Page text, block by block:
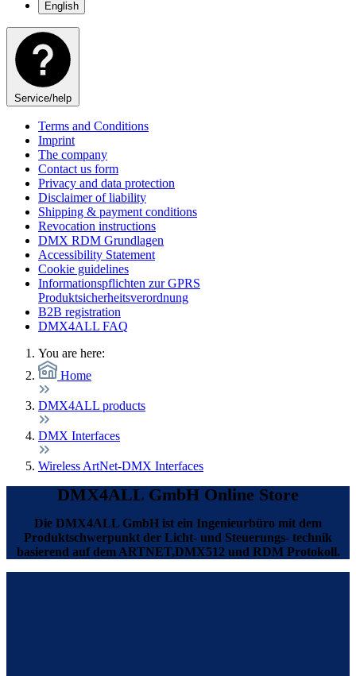
English
Service/help
Terms and Conditions
Imprint
The company
Contact us form
Privacy and data protection
Disclaimer of liability
Shipping & payment conditions
Revocation instructions
DMX RDM Grundlagen
Accessibility Statement
Cookie guidelines
Informationspflichten zur GPRS
Produktsicherheitsverordnung
B2B registration
DMX4ALL FAQ
You are here:
Home
DMX4ALL products
DMX Interfaces
Wireless ArtNet-DMX Interfaces
DMX4ALL GmbH Online Store
Die DMX4ALL GmbH ist ein Ingenieurbüro mit dem
Produktschwerpunkt der Licht- und Steuerungs- technik
basierend auf dem ARTNET,DMX512 und RDM Protokoll.